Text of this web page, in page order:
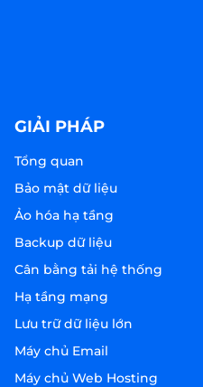
GIẢI PHÁP
Tổng quan
Bảo mật dữ liệu
Ảo hóa hạ tầng
Backup dữ liệu
Cân bằng tải hệ thống
Hạ tầng mạng
Lưu trữ dữ liệu lớn
Máy chủ Email
Máy chủ Web Hosting